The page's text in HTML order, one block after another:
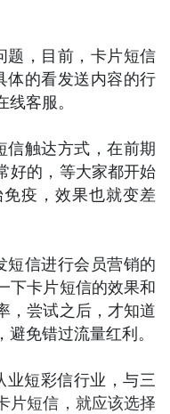
题，目前，卡片短信
体的看发送内容的行
客服。
信触达方式，在前期
好的，等大家都开始
疫，效果也就变差
短信进行会员营销的
下卡片短信的效果和
，尝试之后，才知道
免错过流量红利。
业短彩信行业，与三
片短信，就应该选择